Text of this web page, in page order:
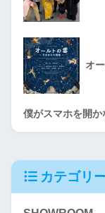
オ
僕がスマホを開
カテゴリ